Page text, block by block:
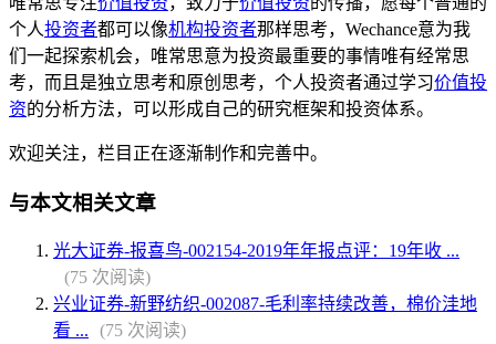
个人投资者都可以像机构投资者那样思考，Wechance意为我
们一起探索机会，唯常思意为投资最重要的事情唯有经常思
考，而且是独立思考和原创思考，个人投资者通过学习价值投
资的分析方法，可以形成自己的研究框架和投资体系。
欢迎关注，栏目正在逐渐制作和完善中。
与本文相关文章
光大证券-报喜鸟-002154-2019年年报点评：19年收 ...
(75 次阅读)
兴业证券-新野纺织-002087-毛利率持续改善，棉价洼地
看 ...
(75 次阅读)